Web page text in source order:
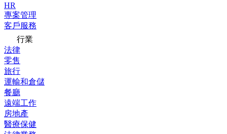
HR
專案管理
客戶服務
行業
法律
零售
旅行
運輸和倉儲
餐廳
遠端工作
房地產
醫療保健